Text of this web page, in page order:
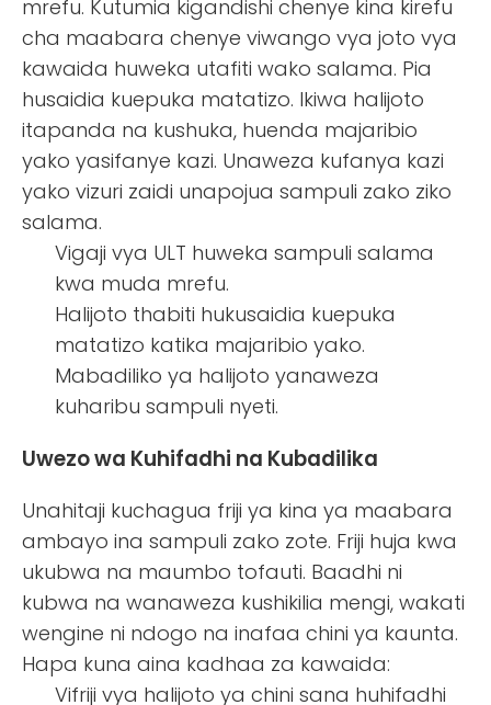
mrefu. Kutumia kigandishi chenye kina kirefu
cha maabara chenye viwango vya joto vya
kawaida huweka utafiti wako salama. Pia
husaidia kuepuka matatizo. Ikiwa halijoto
itapanda na kushuka, huenda majaribio
yako yasifanye kazi. Unaweza kufanya kazi
yako vizuri zaidi unapojua sampuli zako ziko
salama.
Vigaji vya ULT huweka sampuli salama
kwa muda mrefu.
Halijoto thabiti hukusaidia kuepuka
matatizo katika majaribio yako.
Mabadiliko ya halijoto yanaweza
kuharibu sampuli nyeti.
Uwezo wa Kuhifadhi na Kubadilika
Unahitaji kuchagua friji ya kina ya maabara
ambayo ina sampuli zako zote. Friji huja kwa
ukubwa na maumbo tofauti. Baadhi ni
kubwa na wanaweza kushikilia mengi, wakati
wengine ni ndogo na inafaa chini ya kaunta.
Hapa kuna aina kadhaa za kawaida:
Vifriji vya halijoto ya chini sana huhifadhi